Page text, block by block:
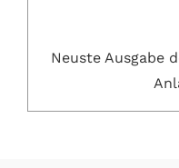
Neuste Ausgabe